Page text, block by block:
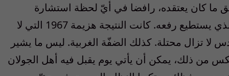
كان يعتقده، رافضا في أيّ لحظة استشارة
اختصاصي يحدّد له بدقة وصدق وزن الحمل الذي يستطيع رفعه. كانت النتيجة هزيمة 1967 التي لا
لا تزال محتلة. كذلك الضفّة الغربية. ليس ما يشير
من ذلك، يمكن أن يأتي يوم يقبل فيه أهل الجولان